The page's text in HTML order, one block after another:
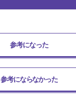
参考になった
参考にならなかった